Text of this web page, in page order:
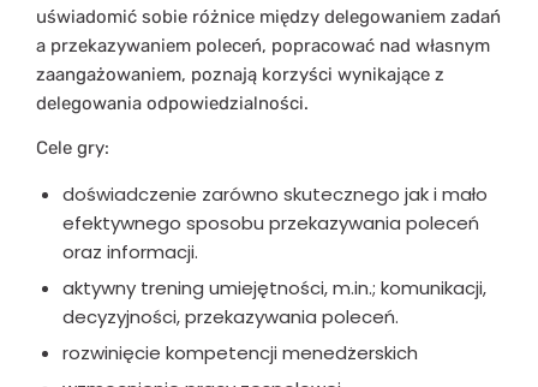
uświadomić sobie różnice między delegowaniem zadań
a przekazywaniem poleceń, popracować nad własnym
zaangażowaniem, poznają korzyści wynikające z
delegowania odpowiedzialności.
Cele gry:
doświadczenie zarówno skutecznego jak i mało
efektywnego sposobu przekazywania poleceń
oraz informacji.
aktywny trening umiejętności, m.in.; komunikacji,
decyzyjności, przekazywania poleceń.
rozwinięcie kompetencji menedżerskich